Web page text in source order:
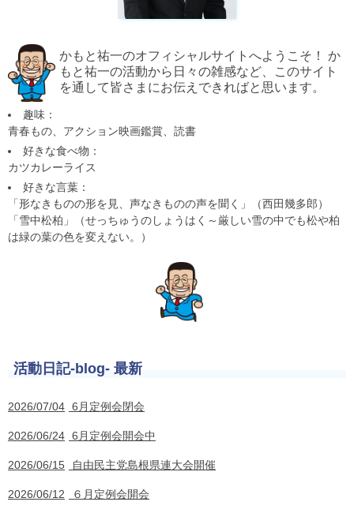
かもと祐一のオフィシャルサイトへようこそ！ か
もと祐一の活動から日々の雑感など、このサイト
を通して皆さまにお伝えできればと思います。
趣味：
青春もの、アクション映画鑑賞、読書
好きな食べ物：
カツカレーライス
好きな言葉：
「形なきものの形を見、声なきものの声を聞く」（西田幾多郎）
「雪中松柏」（せっちゅうのしょうはく～厳しい雪の中でも松や柏
は緑の葉の色を変えない。）
活動日記-blog- 最新
2026/07/04 6月定例会閉会
2026/06/24 6月定例会開会中
2026/06/15 自由民主党島根県連大会開催
2026/06/12 ６月定例会開会